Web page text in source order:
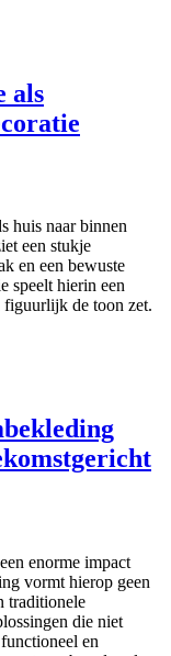
als
huis naar binnen
een stukje
en een bewuste
speelt hierin een
de toon zet.
enorme impact
vormt hierop geen
traditionele
die niet
en